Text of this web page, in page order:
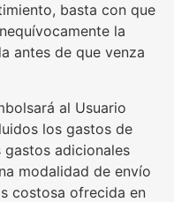
basta con que
la
antes de que venza
al Usuario
los gastos de
adicionales
modalidad de envío
costosa ofrecida en